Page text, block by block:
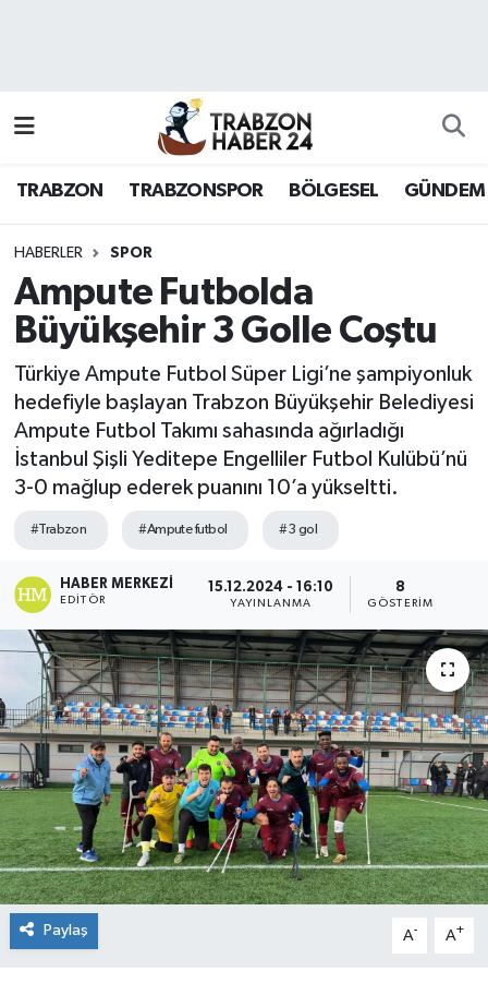
TRABZON TRABZONSPOR BÖLGESEL GÜNDEM
HABERLER SPOR
Ampute Futbolda
Büyükşehir 3 Golle Coştu
Türkiye Ampute Futbol Süper Ligi’ne şampiyonluk
hedefiyle başlayan Trabzon Büyükşehir Belediyesi
Ampute Futbol Takımı sahasında ağırladığı
İstanbul Şişli Yeditepe Engelliler Futbol Kulübü’nü
3-0 mağlup ederek puanını 10’a yükseltti.
#Trabzon #Ampute futbol #3 gol
HABER MERKEZI
EDITÖR
15.12.2024 - 16:10
YAYINLANMA
8
GÖSTERIM
Paylaş A- A+
Hava Durumu
Namaz Vakitleri
Trafik Durumu
Süper Lig Puan Durumu ve Fikstür
Son Dakika Haberleri
Haber Arşivi